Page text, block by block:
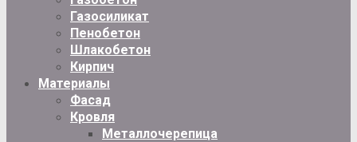
Газосиликат
Пенобетон
Шлакобетон
Кирпич
Материалы
Фасад
Кровля
Металлочерепица